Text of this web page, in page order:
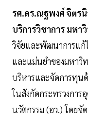
รศ.ดร.ณฐพงศ์ จิตร
บริการวิชาการ มห
วิจัยและพัฒนาการแก้
และแม่นยำของมหาวิ
บริหารและจัดการทุ
ในสังกัดกระทรวงการ
นวัตกรรม (อว.) โดย